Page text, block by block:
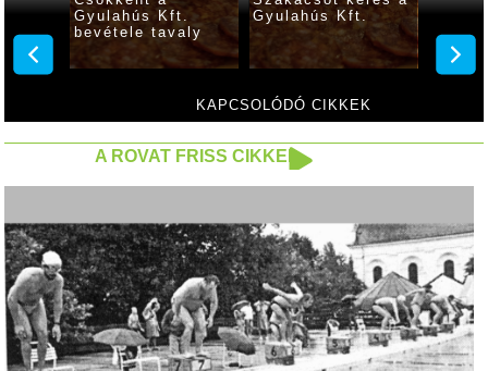
KAPCSOLÓDÓ CIKKEK
Gyulahús Kft.
bevétele tavaly
Gyulahús Kft.
A ROVAT FRISS CIKKEI